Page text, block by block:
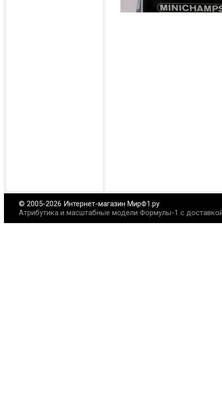
© 2005-2026 Интернет-магазин МирФ1.ру
Атрибутика и масштабные модели Формулы-1 с